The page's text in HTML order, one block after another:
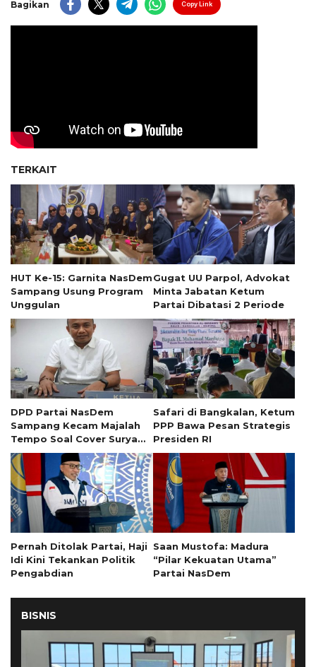
Bagikan Copy Link
TERKAIT
HUT Ke-15: Garnita NasDem
Sampang Usung Program
Unggulan
Gugat UU Parpol, Advokat
Minta Jabatan Ketum
Partai Dibatasi 2 Periode
DPD Partai NasDem
Sampang Kecam Majalah
Tempo Soal Cover Surya
Paloh
Safari di Bangkalan, Ketum
PPP Bawa Pesan Strategis
Presiden RI
Pernah Ditolak Partai, Haji
Idi Kini Tekankan Politik
Pengabdian
Saan Mustofa: Madura
“Pilar Kekuatan Utama”
Partai NasDem
BISNIS